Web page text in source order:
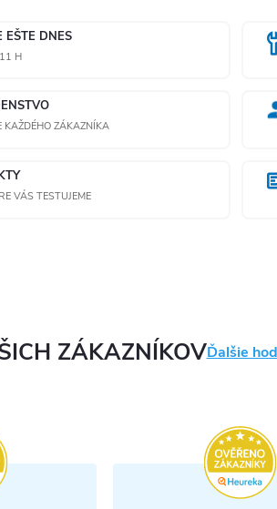
EŠTE DNES
H
KAŽDÉHO ZÁKAZNÍKA
VÁS TESTUJEME
ZÁKAZNÍKOVĎalšie